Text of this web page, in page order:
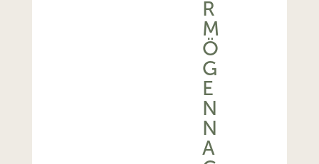
R
M
Ö
G
E
N
N
A